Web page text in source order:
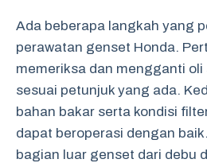
Ada beberapa langkah yang
perawatan genset Honda.
memeriksa dan mengganti oli
sesuai petunjuk yang ada.
bahan bakar serta kondisi
dapat beroperasi dengan
bagian luar genset dari debu